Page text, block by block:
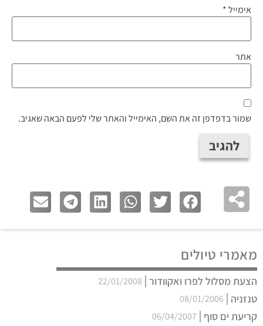
אימייל*
אתר
שמור בדפדפן זה את השם, האימייל והאתר שלי לפעם הבאה שאגיב.
מאמרי טיולים
הצעת מסלול לפרו ואקוודור 22/01/2008
טנזניה 08/01/2006
קריעת ים סוף 06/04/2007